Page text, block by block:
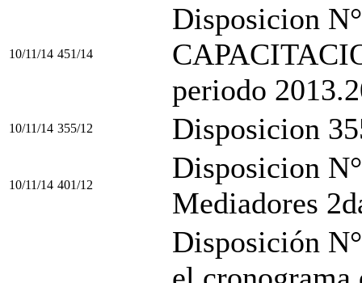
10/11/14 451/14
Disposicion
periodo
10/11/14 355/12 Disposicion
10/11/14 401/12
Disposicion
Mediadores
Disposición